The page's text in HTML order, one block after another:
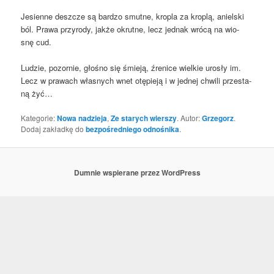
Jesien­ne desz­cze są bar­dzo smut­ne, kro­pla za kro­plą, aniel­ski
ból. Pra­wa przy­ro­dy, jak­że okrut­ne, lecz jed­nak wró­cą na wio­
snę cud.
Ludzie, pozor­nie, gło­śno się śmie­ją, źre­ni­ce wiel­kie uro­sły im.
Lecz w pra­wach wła­snych wnet otę­pie­ją i w jed­nej chwi­li prze­sta­
ną żyć…
Kategorie:Nowa nadzieja,Ze starych wierszy. Autor:Grzegorz.
Dodaj zakładkę dobezpośredniego odnośnika.
Dumnie wspierane przez WordPress